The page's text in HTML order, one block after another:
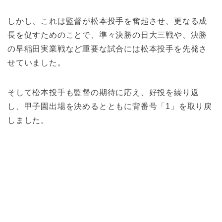
しかし、これは監督が松本投手を奮起させ、更なる成
長を促すためのことで、準々決勝の日大三戦や、決勝
の早稲田実業戦など重要な試合には松本投手を先発さ
せていました。
そして松本投手も監督の期待に応え、好投を繰り返
し、甲子園出場を決めるとともに背番号「1」を取り戻
しました。